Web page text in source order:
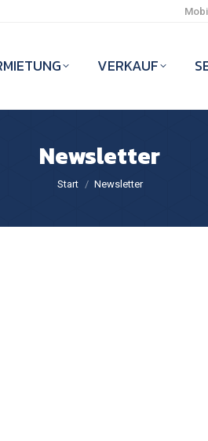
VERKAUF
Newsletter
Sie befinden sich hier:
Start Newsletter